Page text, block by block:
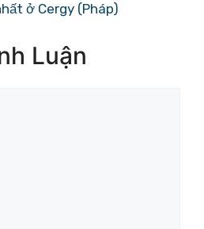
ở Cergy (Pháp)
Luận